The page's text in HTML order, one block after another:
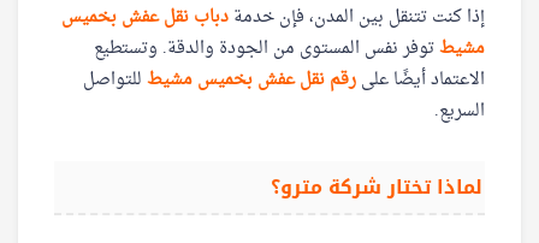
إذا كنت تتنقل بين المدن، فإن خدمةدباب نقل عفش بخميس
مشيطتوفر نفس المستوى من الجودة والدقة. وتستطيع
الاعتماد أيضًا علىرقم نقل عفش بخميس مشيطللتواصل
السريع.
لماذا تختار شركة مترو؟